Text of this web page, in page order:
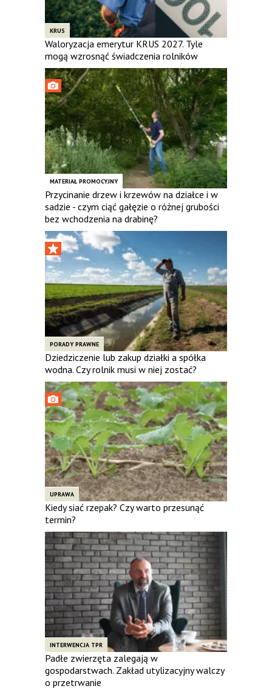
KRUS
Waloryzacja emerytur KRUS 2027. Tyle
mogą wzrosnąć świadczenia rolników
MATERIAŁ PROMOCYJNY
Przycinanie drzew i krzewów na działce i w
sadzie - czym ciąć gałęzie o różnej grubości
bez wchodzenia na drabinę?
PORADY PRAWNE
Dziedziczenie lub zakup działki a spółka
wodna. Czy rolnik musi w niej zostać?
UPRAWA
Kiedy siać rzepak? Czy warto przesunąć
termin?
INTERWENCJA TPR
Padłe zwierzęta zalegają w
gospodarstwach. Zakład utylizacyjny walczy
o przetrwanie